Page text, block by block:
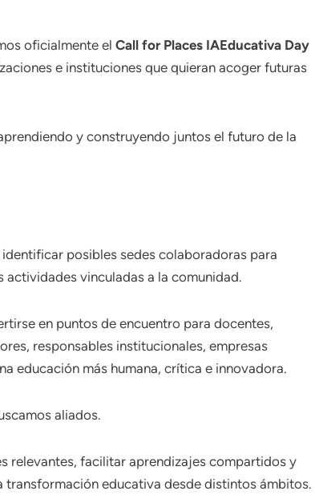
oficialmente el Call for Places IAEducativa Day
e instituciones que quieran acoger futuras
y construyendo juntos el futuro de la
posibles sedes colaboradoras para
actividades vinculadas a la comunidad.
en puntos de encuentro para docentes,
responsables institucionales, empresas
educación más humana, crítica e innovadora.
aliados.
relevantes, facilitar aprendizajes compartidos y
educativa desde distintos ámbitos.